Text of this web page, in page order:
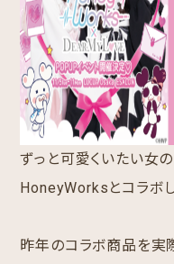
ずっと可愛くいたい女
HoneyWorksとコラボ
昨年のコラボ商品を実